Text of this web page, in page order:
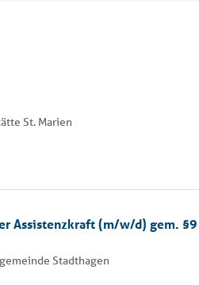
St. Marien
Assistenzkraft (m/w/d) gem. §9
Stadthagen